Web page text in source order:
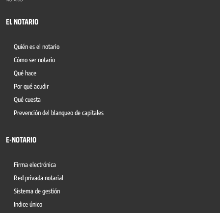
EL NOTARIO
Quién es el notario
Cómo ser notario
Qué hace
Por qué acudir
Qué cuesta
Prevención del blanqueo de capitales
E-NOTARIO
Firma electrónica
Red privada notarial
Sistema de gestión
Indice único